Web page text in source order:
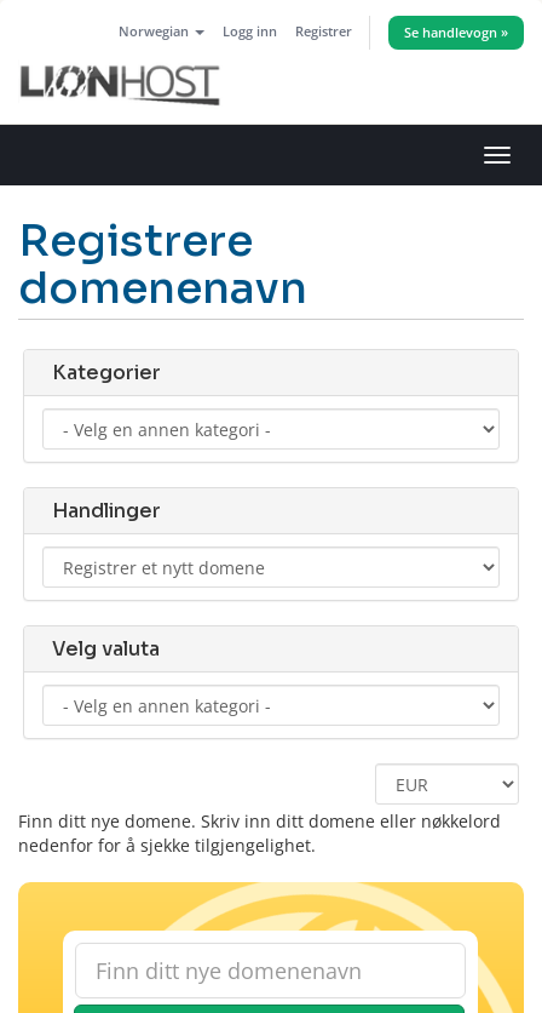
Norwegian Logg inn Registrer Se handlevogn »
Bytt
Registrere
domenenavn
Kategorier
Handlinger
Velg valuta
Finn ditt nye domene. Skriv inn ditt domene eller nøkkelord
nedenfor for å sjekke tilgjengelighet.